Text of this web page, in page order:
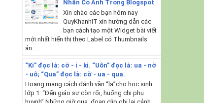
Nhãn Có Ảnh Trong Blogspot
Xin chào các bạn hôm nay
QuyKhanhIT xin hướng dẫn các
bạn cách tạo một Widget bài viết
mới nhất hiển thị theo Label có Thumbnails
ản...
“Ki” đọc là: cờ - i - ki. “Uôn” đọc là: ua - nờ
- uô; “Qua” đọc là: cờ - ua - qua.
Hoang mang cách đánh vần “lạ”cho học sinh
lớp 1: “Đến giáo sư còn rối, huống chi phụ